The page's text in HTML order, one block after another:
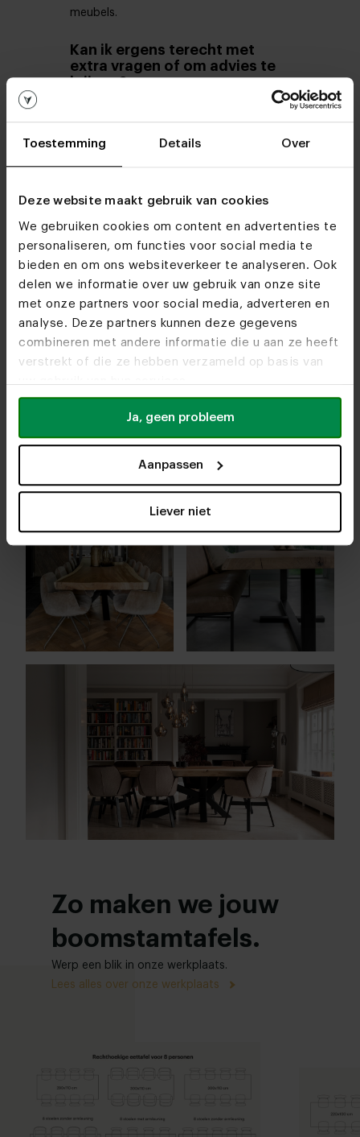
Toestemming Details Over
Deze website maakt gebruik van cookies
We gebruiken cookies om content en advertenties te
personaliseren, om functies voor social media te
bieden en om ons websiteverkeer te analyseren. Ook
delen we informatie over uw gebruik van onze site
met onze partners voor social media, adverteren en
analyse. Deze partners kunnen deze gegevens
combineren met andere informatie die u aan ze heeft
verstrekt of die ze hebben verzameld op basis van
Ja, geen probleem
Aanpassen
Liever niet
meubels.
Kan ik ergens terecht met
extra vragen of om advies te
krijgen?
Dat kan zeker. In onze showrooms staan
we voor je klaar om je te helpen met het
doorhakken van de laatste knopen. Ook
inspireren. Voor een bezoek aan één van
Verkopen jullie naast
boomstamtafels ook andere
meubels waarvoor jullie
boomstam gebruiken?
een boomstam tafelblad.
Zo maken we jouw
boomstamtafels.
Werp een blik in onze werkplaats.
Lees alles over onze werkplaats